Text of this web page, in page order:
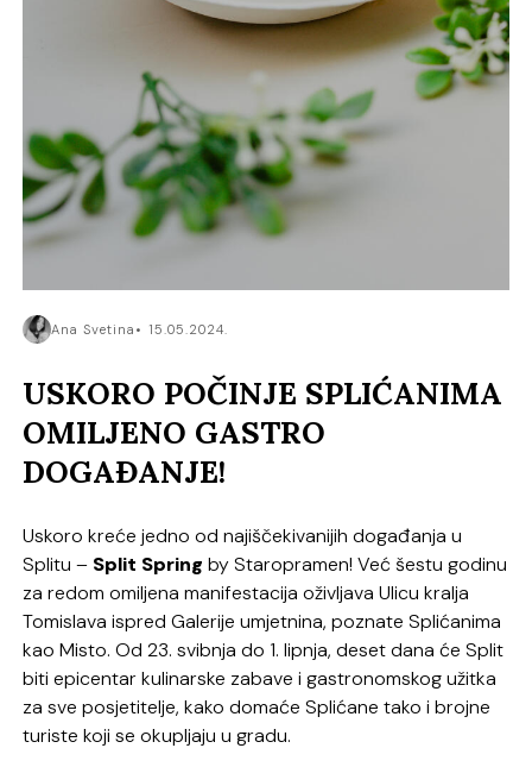
Ana Svetina 15.05.2024.
USKORO POČINJE SPLIĆANIMA
OMILJENO GASTRO
DOGAĐANJE!
Uskoro kreće jedno od najiščekivanijih događanja u
Splitu – Split Spring by Staropramen! Već šestu godinu
za redom omiljena manifestacija oživljava Ulicu kralja
Tomislava ispred Galerije umjetnina, poznate Splićanima
kao Misto. Od 23. svibnja do 1. lipnja, deset dana će Split
biti epicentar kulinarske zabave i gastronomskog užitka
za sve posjetitelje, kako domaće Splićane tako i brojne
turiste koji se okupljaju u gradu.